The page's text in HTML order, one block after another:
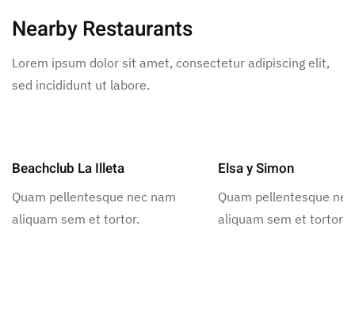
Nearby Restaurants
Lorem ipsum dolor sit amet, consectetur adipiscing elit,
sed incididunt ut labore.
Beachclub La Illeta
Quam pellentesque nec nam
aliquam sem et tortor.
Elsa y Simon
Quam pellentesque
aliquam sem et tortor.